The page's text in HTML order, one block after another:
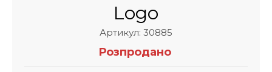
Logo
Артикул: 30885
Розпродано